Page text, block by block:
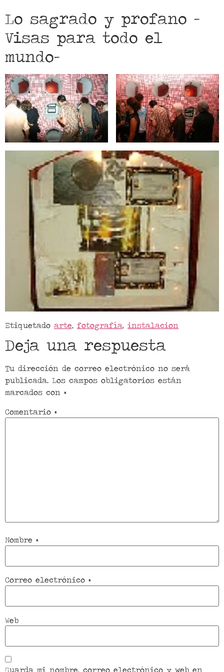
Lo sagrado y profano -
Visas para todo el
mundo-
Etiquetado arte, fotografía, instalacion
Deja una respuesta
Tu dirección de correo electrónico no será
publicada. Los campos obligatorios están
marcados con *
Comentario *
Nombre *
Correo electrónico *
Web
Guarda mi nombre, correo electrónico y web en